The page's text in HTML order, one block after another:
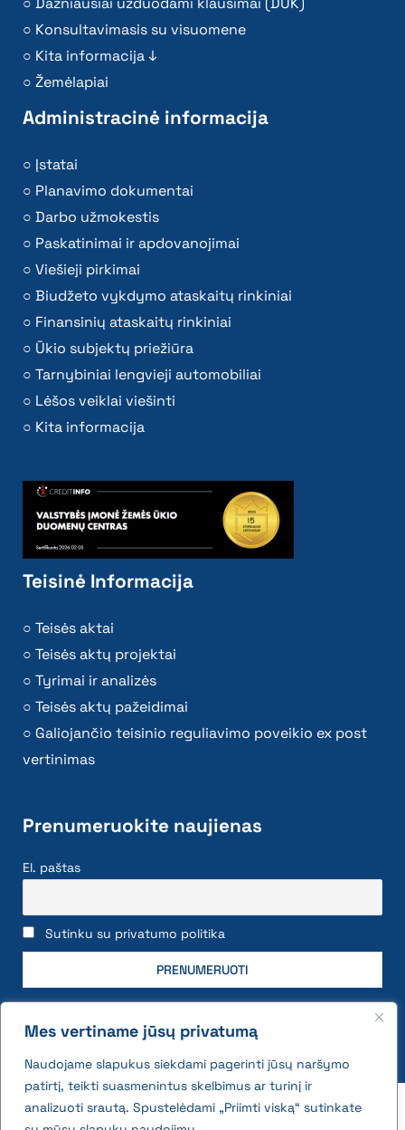
Mes vertiname jūsų privatumą
Naudojame slapukus siekdami pagerinti jūsų naršymo
patirtį, teikti suasmenintus skelbimus ar turinį ir
analizuoti srautą. Spustelėdami „Priimti viską“ sutinkate
Konsultavimasis su visuomene
Kita informacija ↓
Žemėlapiai
Administracinė informacija
Įstatai
Planavimo dokumentai
Darbo užmokestis
Paskatinimai ir apdovanojimai
Viešieji pirkimai
Biudžeto vykdymo ataskaitų rinkiniai
Finansinių ataskaitų rinkiniai
Ūkio subjektų priežiūra
Tarnybiniai lengvieji automobiliai
Lėšos veiklai viešinti
Kita informacija
Teisinė Informacija
Teisės aktai
Teisės aktų projektai
Tyrimai ir analizės
Teisės aktų pažeidimai
Galiojančio teisinio reguliavimo poveikio ex post
vertinimas
Prenumeruokite naujienas
El. paštas
Sutinku su privatumo politika
2026 © All rights reserved | VĮ Žemės ūkio duomenų
centras